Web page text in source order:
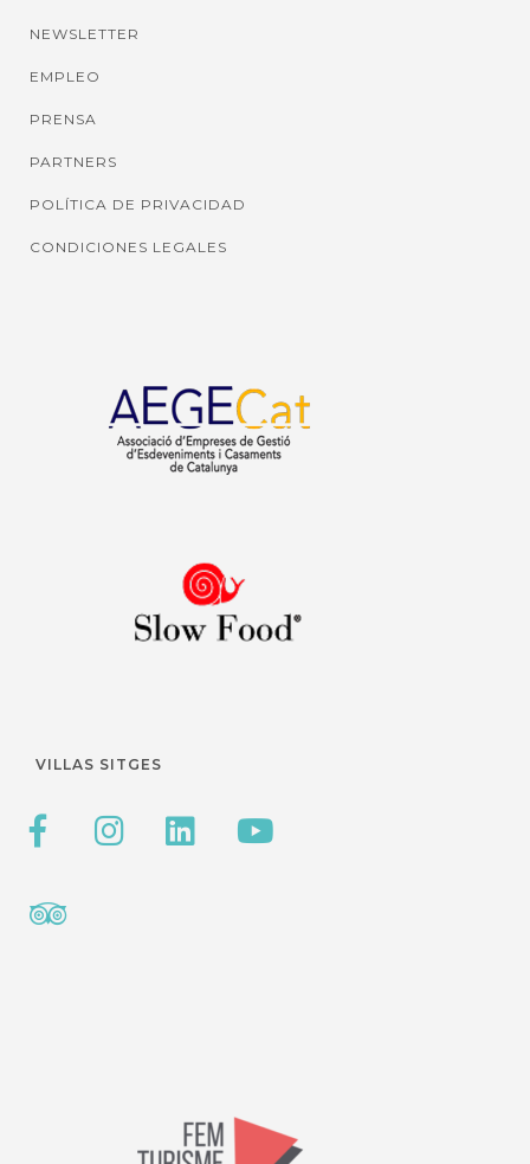
NEWSLETTER
EMPLEO
PRENSA
PARTNERS
POLÍTICA DE PRIVACIDAD
CONDICIONES LEGALES
VILLAS SITGES